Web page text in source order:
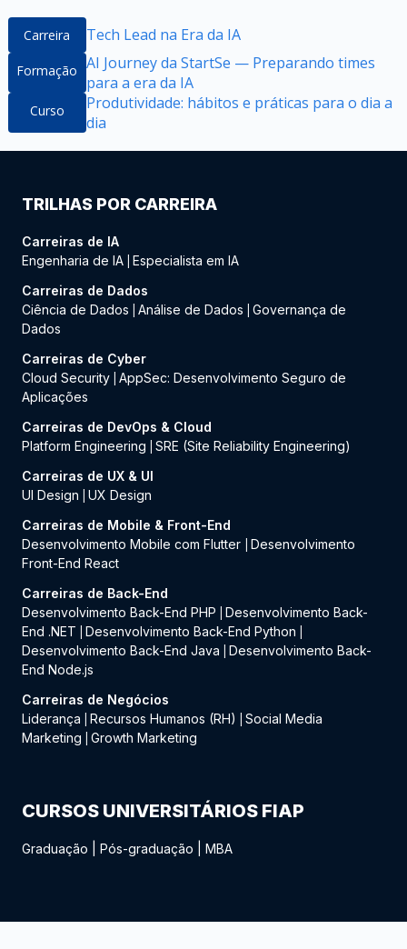
Carreira Tech Lead na Era da IA
Formação AI Journey da StartSe — Preparando times
para a era da IA
Curso
Produtividade: hábitos e práticas para o dia a
dia
TRILHAS POR CARREIRA
Carreiras de IA
Engenharia de IA Especialista em IA
Carreiras de Dados
Ciência de Dados
Análise de Dados
Governança de
Dados
Carreiras de Cyber
Cloud Security AppSec: Desenvolvimento Seguro de
Aplicações
Carreiras de DevOps & Cloud
Platform Engineering
SRE (Site Reliability Engineering)
Carreiras de UX & UI
UI Design
UX Design
Carreiras de Mobile & Front-End
Desenvolvimento Mobile com Flutter
Desenvolvimento
Front-End React
Carreiras de Back-End
Desenvolvimento Back-End PHP
Desenvolvimento Back-
End .NET
Desenvolvimento Back-End Python
Desenvolvimento Back-End Java
Desenvolvimento Back-
End Node.js
Carreiras de Negócios
Liderança
Recursos Humanos (RH)
Social Media
Marketing
Growth Marketing
CURSOS UNIVERSITÁRIOS FIAP
Graduação Pós-graduação MBA